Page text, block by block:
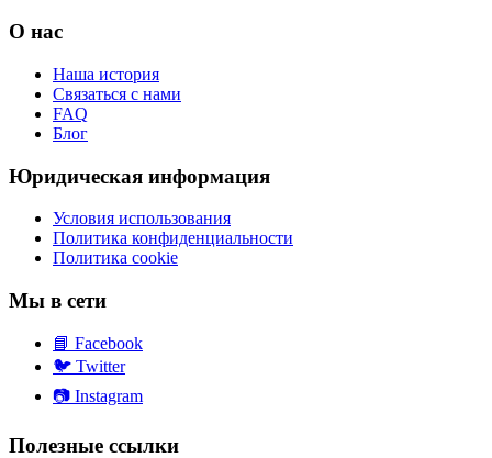
О нас
Наша история
Связаться с нами
FAQ
Блог
Юридическая информация
Условия использования
Политика конфиденциальности
Политика cookie
Мы в сети
📘 Facebook
🐦 Twitter
📷 Instagram
Полезные ссылки